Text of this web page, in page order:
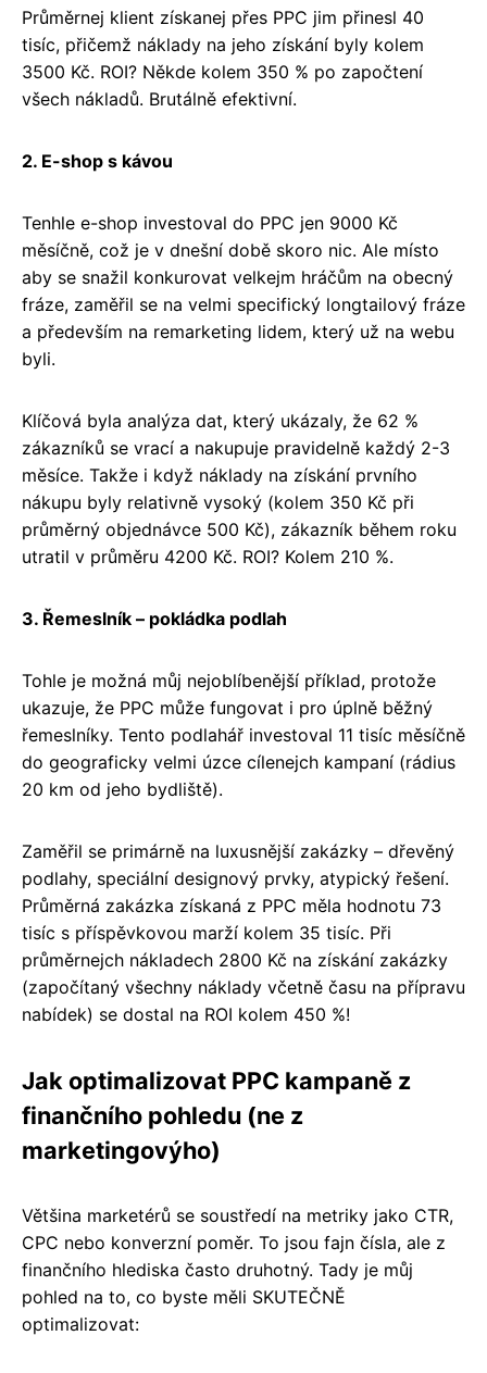
Průměrnej klient získanej přes PPC jim přinesl 40
tisíc, přičemž náklady na jeho získání byly kolem
3500 Kč. ROI? Někde kolem 350 % po započtení
všech nákladů. Brutálně efektivní.
2. E-shop s kávou
Tenhle e-shop investoval do PPC jen 9000 Kč
měsíčně, což je v dnešní době skoro nic. Ale místo
aby se snažil konkurovat velkejm hráčům na obecný
fráze, zaměřil se na velmi specifický longtailový fráze
a především na remarketing lidem, který už na webu
byli.
Klíčová byla analýza dat, který ukázaly, že 62 %
zákazníků se vrací a nakupuje pravidelně každý 2-3
měsíce. Takže i když náklady na získání prvního
nákupu byly relativně vysoký (kolem 350 Kč při
průměrný objednávce 500 Kč), zákazník během roku
utratil v průměru 4200 Kč. ROI? Kolem 210 %.
3. Řemeslník – pokládka podlah
Tohle je možná můj nejoblíbenější příklad, protože
ukazuje, že PPC může fungovat i pro úplně běžný
řemeslníky. Tento podlahář investoval 11 tisíc měsíčně
do geograficky velmi úzce cílenejch kampaní (rádius
20 km od jeho bydliště).
Zaměřil se primárně na luxusnější zakázky – dřevěný
podlahy, speciální designový prvky, atypický řešení.
Průměrná zakázka získaná z PPC měla hodnotu 73
tisíc s příspěvkovou marží kolem 35 tisíc. Při
průměrnejch nákladech 2800 Kč na získání zakázky
(započítaný všechny náklady včetně času na přípravu
nabídek) se dostal na ROI kolem 450 %!
Jak optimalizovat PPC kampaně z
finančního pohledu (ne z
marketingovýho)
Většina marketérů se soustředí na metriky jako CTR,
CPC nebo konverzní poměr. To jsou fajn čísla, ale z
finančního hlediska často druhotný. Tady je můj
pohled na to, co byste měli SKUTEČNĚ
optimalizovat: